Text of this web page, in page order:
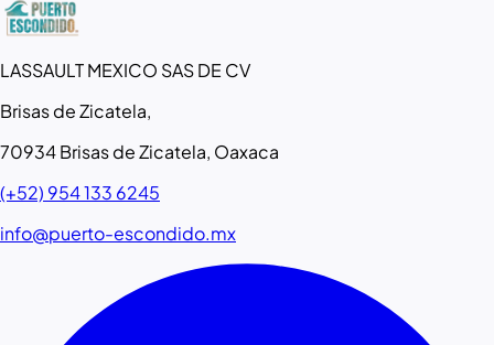
LASSAULT MEXICO SAS DE CV
Brisas de Zicatela,
70934 Brisas de Zicatela, Oaxaca
(+52) 954 133 6245
info@puerto-escondido.mx